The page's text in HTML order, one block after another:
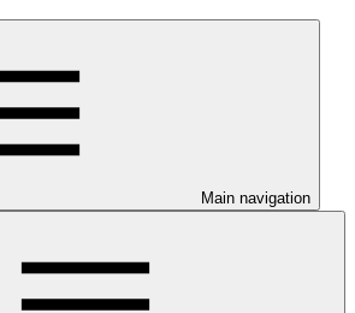
Main navigation